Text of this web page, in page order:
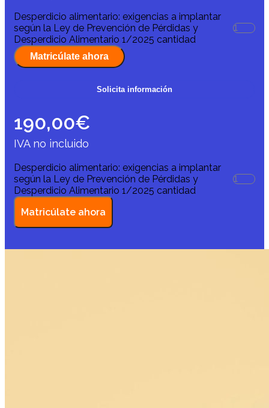
Desperdicio alimentario: exigencias a implantar
según la Ley de Prevención de Pérdidas y
Desperdicio Alimentario 1/2025 cantidad
Matricúlate ahora
Solicita información
190,00€
IVA no incluido
Desperdicio alimentario: exigencias a implantar
según la Ley de Prevención de Pérdidas y
Desperdicio Alimentario 1/2025 cantidad
Matricúlate ahora